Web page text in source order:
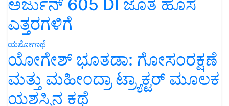
ಅರ್ಜುನ್ 605 DI ಜೊತೆ ಹೊಸ
ಎತ್ತರಗಳಿಗೆ
ಯಶೋಗಾಥೆ
ಯೋಗೇಶ್ ಭೂತಡಾ: ಗೋಸಂರಕ್ಷಣೆ
ಮತ್ತು ಮಹೀಂದ್ರಾ ಟ್ರ್ಯಾಕ್ಟರ್ ಮೂಲಕ
ಯಶಸ್ಸಿನ ಕಥೆ